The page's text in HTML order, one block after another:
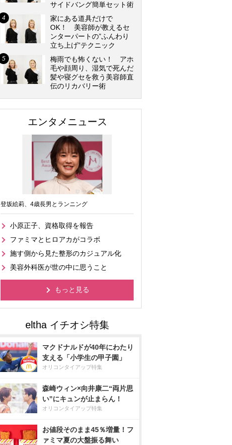
サイドバング簡単セット術
家にある道具だけで
OK！ 美容師が教えるセ
ンターパートの”ふんわり
立ち上げ”テクニック
梅雨でも怖くない！ アホ
毛や顔周り、湿気で死んだ
髪や寝グセを救う美容師直
伝のリカバリー術
エンタメニュース
登坂絵莉、4歳長男とランニング
小原正子、資格取得を報告
ファミマとヒロアカがコラボ
施す側から見た整形のカジュアル化
美容外科医が世の中に思うこと
もっと見る
マクドナルドが40年にわたり
支える「小学生の甲子園」
オリコンタイアップ特集
森崎ウィン×向井康二“両片思
い”にキュンが止まらん！
オリコンタイアップ特集
お値段そのまま45％増量！フ
ァミマ夏の大盤振る舞い